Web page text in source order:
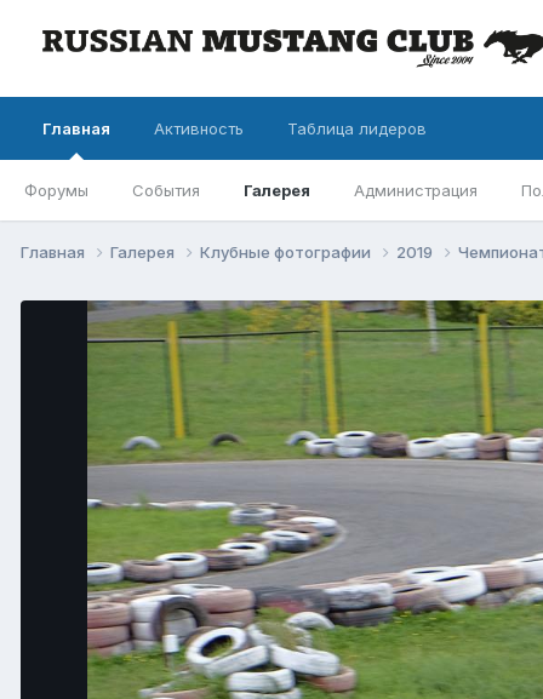
Главная
Форумы События Галерея Администрация
Активность Таблица лидеров
Главная Галерея Клубные фотографии 2019